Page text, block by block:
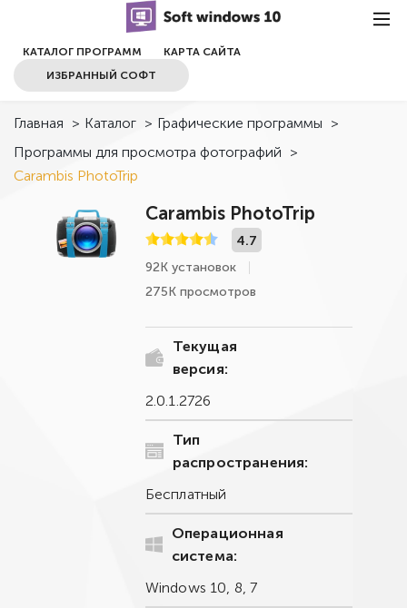
КАТАЛОГ ПРОГРАММ
КАРТА САЙТА
ИЗБРАННЫЙ СОФТ
Главная > Каталог > Графические программы >
Программы для просмотра фотографий >
Carambis PhotoTrip
Carambis PhotoTrip
4.7
92К установок
275К просмотров
Текущая
версия:
2.0.1.2726
Тип
распространения:
Бесплатный
Операционная
система:
Windows 10, 8, 7